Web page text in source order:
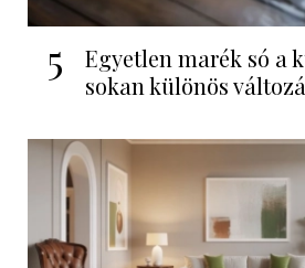
5
Egyetlen marék só a
sokan különös